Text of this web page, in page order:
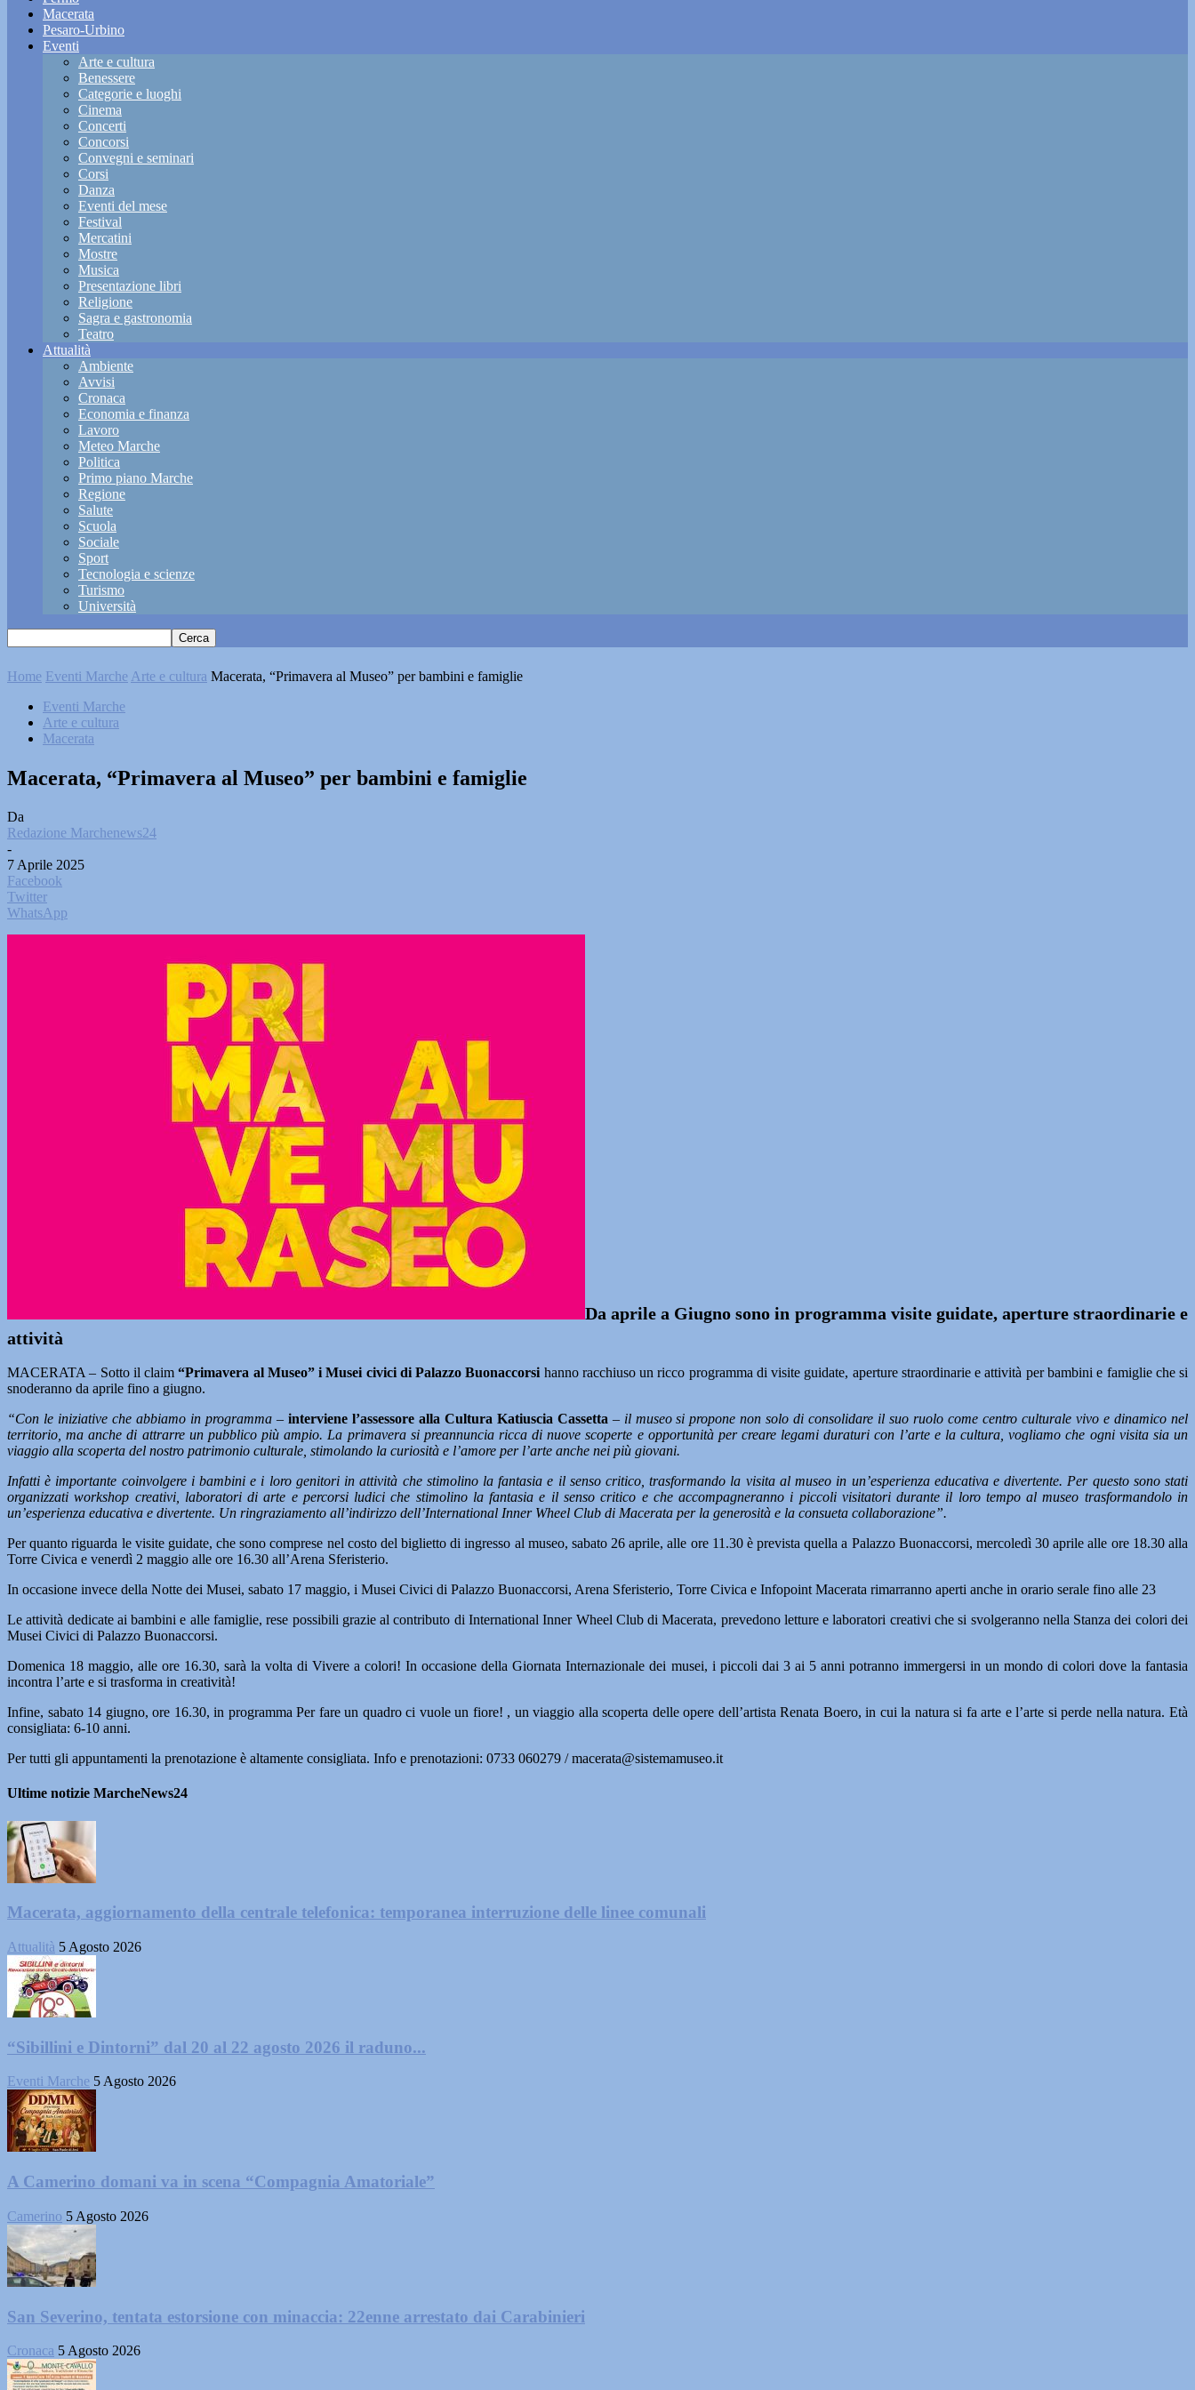
Macerata
Pesaro-Urbino
Eventi
Arte e cultura
Benessere
Categorie e luoghi
Cinema
Concerti
Concorsi
Convegni e seminari
Corsi
Danza
Eventi del mese
Festival
Mercatini
Mostre
Musica
Presentazione libri
Religione
Sagra e gastronomia
Teatro
Attualità
Ambiente
Avvisi
Cronaca
Economia e finanza
Lavoro
Meteo Marche
Politica
Primo piano Marche
Regione
Salute
Scuola
Sociale
Sport
Tecnologia e scienze
Turismo
Università
Home Eventi Marche Arte e cultura Macerata, “Primavera al Museo” per bambini e famiglie
Eventi Marche
Arte e cultura
Macerata
Macerata, “Primavera al Museo” per bambini e famiglie
Da
Redazione Marchenews24
-
7 Aprile 2025
Facebook
Twitter
WhatsApp
Da aprile a Giugno sono in programma visite guidate, aperture straordinarie e
attività
MACERATA – Sotto il claim“Primavera al Museo” i Musei civici di Palazzo Buonaccorsi hanno racchiuso un ricco programma di visite guidate, aperture straordinarie e attività per bambini e famiglie che si
snoderanno da aprile fino a giugno.
“Con le iniziative che abbiamo in programma –interviene l’assessore alla Cultura Katiuscia Cassetta – il museo si propone non solo di consolidare il suo ruolo come centro culturale vivo e dinamico nel
territorio, ma anche di attrarre un pubblico più ampio. La primavera si preannuncia ricca di nuove scoperte e opportunità per creare legami duraturi con l’arte e la cultura, vogliamo che ogni visita sia un
viaggio alla scoperta del nostro patrimonio culturale, stimolando la curiosità e l’amore per l’arte anche nei più giovani.
Infatti è importante coinvolgere i bambini e i loro genitori in attività che stimolino la fantasia e il senso critico, trasformando la visita al museo in un’esperienza educativa e divertente. Per questo sono stati
organizzati workshop creativi, laboratori di arte e percorsi ludici che stimolino la fantasia e il senso critico e che accompagneranno i piccoli visitatori durante il loro tempo al museo trasformandolo in
un’esperienza educativa e divertente. Un ringraziamento all’indirizzo dell’International Inner Wheel Club di Macerata per la generosità e la consueta collaborazione”.
Per quanto riguarda le visite guidate, che sono comprese nel costo del biglietto di ingresso al museo, sabato 26 aprile, alle ore 11.30 è prevista quella a Palazzo Buonaccorsi, mercoledì 30 aprile alle ore 18.30 alla
Torre Civica e venerdì 2 maggio alle ore 16.30 all’Arena Sferisterio.
In occasione invece della Notte dei Musei, sabato 17 maggio, i Musei Civici di Palazzo Buonaccorsi, Arena Sferisterio, Torre Civica e Infopoint Macerata rimarranno aperti anche in orario serale fino alle 23
Le attività dedicate ai bambini e alle famiglie, rese possibili grazie al contributo di International Inner Wheel Club di Macerata, prevedono letture e laboratori creativi che si svolgeranno nella Stanza dei colori dei
Musei Civici di Palazzo Buonaccorsi.
Domenica 18 maggio, alle ore 16.30, sarà la volta di Vivere a colori! In occasione della Giornata Internazionale dei musei, i piccoli dai 3 ai 5 anni potranno immergersi in un mondo di colori dove la fantasia
incontra l’arte e si trasforma in creatività!
Infine, sabato 14 giugno, ore 16.30, in programma Per fare un quadro ci vuole un fiore! , un viaggio alla scoperta delle opere dell’artista Renata Boero, in cui la natura si fa arte e l’arte si perde nella natura. Età
consigliata: 6-10 anni.
Per tutti gli appuntamenti la prenotazione è altamente consigliata. Info e prenotazioni: 0733 060279 / macerata@sistemamuseo.it
Ultime notizie MarcheNews24
Macerata, aggiornamento della centrale telefonica: temporanea interruzione delle linee comunali
Attualità 5 Agosto 2026
“Sibillini e Dintorni” dal 20 al 22 agosto 2026 il raduno...
Eventi Marche 5 Agosto 2026
A Camerino domani va in scena “Compagnia Amatoriale”
Camerino 5 Agosto 2026
San Severino, tentata estorsione con minaccia: 22enne arrestato dai Carabinieri
Cronaca 5 Agosto 2026